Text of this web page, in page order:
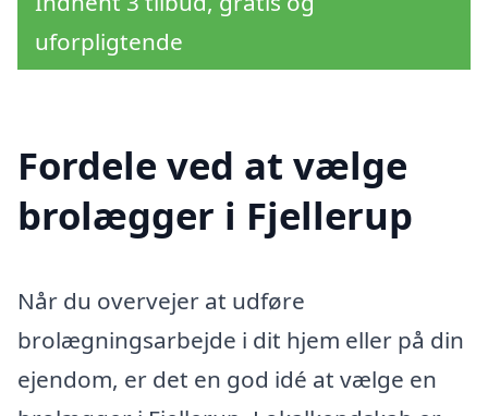
uforpligtende
Fordele ved at vælge
brolægger i Fjellerup
Når du overvejer at udføre
brolægningsarbejde i dit hjem eller på din
ejendom, er det en god idé at vælge en